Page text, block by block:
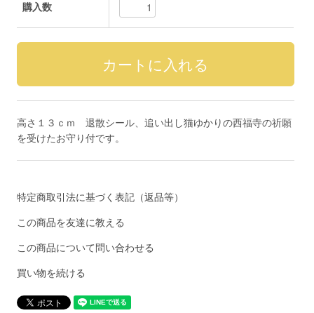
購入数
高さ１３ｃｍ 退散シール、追い出し猫ゆかりの西福寺の祈願
を受けたお守り付です。
特定商取引法に基づく表記（返品等）
この商品を友達に教える
この商品について問い合わせる
買い物を続ける